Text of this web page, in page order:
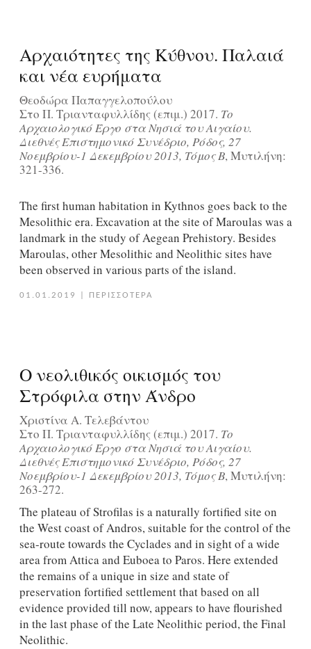
Αρχαιότητες της Κύθνου. Παλαιά
και νέα ευρήματα
Θεοδώρα Παπαγγελοπούλου
Στο Π. Τριανταφυλλίδης (επιμ.) 2017. Το
Αρχαιολογικό Έργο στα Νησιά του Αιγαίου.
Διεθνές Επιστημονικό Συνέδριο, Ρόδος, 27
Νοεμβρίου-1 Δεκεμβρίου 2013, Τόμος Β, Μυτιλήνη:
321-336.
The first human habitation in Kythnos goes back to the
Mesolithic era. Excavation at the site of Maroulas was a
landmark in the study of Aegean Prehistory. Besides
Maroulas, other Mesolithic and Neolithic sites have
been observed in various parts of the island.
01.01.2019 ΠΕΡΙΣΣΟΤΕΡΑ
Ο νεολιθικός οικισμός του
Στρόφιλα στην Άνδρο
Χριστίνα Α. Τελεβάντου
Στο Π. Τριανταφυλλίδης (επιμ.) 2017. Το
Αρχαιολογικό Έργο στα Νησιά του Αιγαίου.
Διεθνές Επιστημονικό Συνέδριο, Ρόδος, 27
Νοεμβρίου-1 Δεκεμβρίου 2013, Τόμος Β, Μυτιλήνη:
263-272.
The plateau of Strofilas is a naturally fortified site on
the West coast of Andros, suitable for the control of the
sea-route towards the Cyclades and in sight of a wide
area from Attica and Euboea to Paros. Here extended
the remains of a unique in size and state of
preservation fortified settlement that based on all
evidence provided till now, appears to have flourished
in the last phase of the Late Neolithic period, the Final
Neolithic.